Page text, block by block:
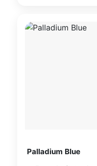
Palladium Blue